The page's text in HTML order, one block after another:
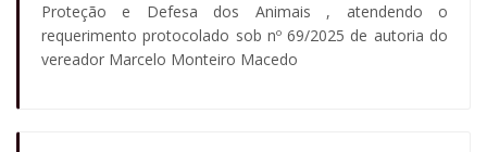
Proteção e Defesa dos Animais , atendendo o
requerimento protocolado sob nº 69/2025 de autoria do
vereador Marcelo Monteiro Macedo